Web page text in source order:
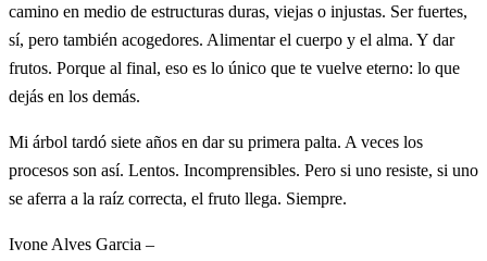
camino en medio de estructuras duras, viejas o injustas. Ser fuertes,
sí, pero también acogedores. Alimentar el cuerpo y el alma. Y dar
frutos. Porque al final, eso es lo único que te vuelve eterno: lo que
dejás en los demás.
Mi árbol tardó siete años en dar su primera palta. A veces los
procesos son así. Lentos. Incomprensibles. Pero si uno resiste, si uno
se aferra a la raíz correcta, el fruto llega. Siempre.
Ivone Alves Garcia –